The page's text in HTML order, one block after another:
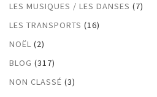
LES MUSIQUES / LES DANSES (7)
LES TRANSPORTS (16)
NOËL (2)
BLOG (317)
NON CLASSÉ (3)